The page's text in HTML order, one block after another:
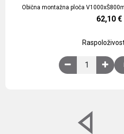
Obična montažna ploča
62,10 €
Obična